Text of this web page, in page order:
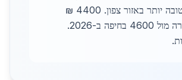
לוגיסטיקה טובה יותר באזור צפון. 4400 ₪
ממוצע בחדרה מול 4600 בחיפה ב-2026.